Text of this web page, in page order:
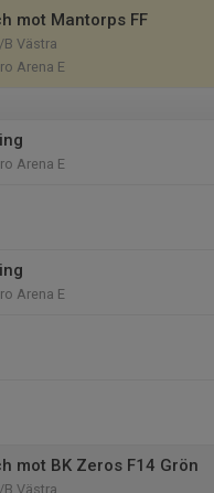
mot Mantorps FF
B Västra
Arena E
Arena E
Arena E
mot BK Zeros F14 Grön
B Västra